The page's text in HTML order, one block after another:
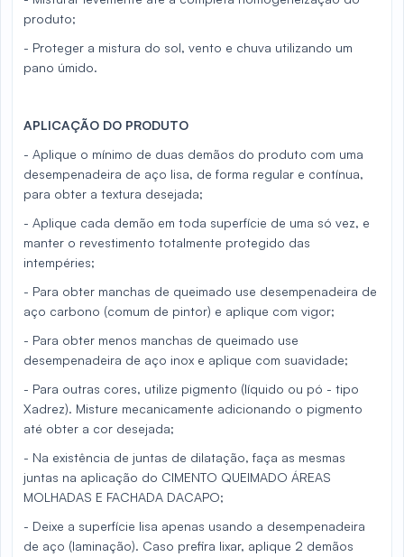
produto;
- Proteger a mistura do sol, vento e chuva utilizando um
pano úmido.
APLICAÇÃO DO PRODUTO
- Aplique o mínimo de duas demãos do produto com uma
desempenadeira de aço lisa, de forma regular e contínua,
para obter a textura desejada;
- Aplique cada demão em toda superfície de uma só vez, e
manter o revestimento totalmente protegido das
intempéries;
- Para obter manchas de queimado use desempenadeira de
aço carbono (comum de pintor) e aplique com vigor;
- Para obter menos manchas de queimado use
desempenadeira de aço inox e aplique com suavidade;
- Para outras cores, utilize pigmento (líquido ou pó - tipo
Xadrez). Misture mecanicamente adicionando o pigmento
até obter a cor desejada;
- Na existência de juntas de dilatação, faça as mesmas
juntas na aplicação do CIMENTO QUEIMADO ÁREAS
MOLHADAS E FACHADA DACAPO;
- Deixe a superfície lisa apenas usando a desempenadeira
de aço (laminação). Caso prefira lixar, aplique 2 demãos